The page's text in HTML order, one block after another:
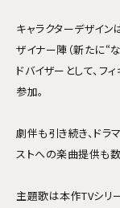
キャラクターデザイ
ザイナー陣（新たに“
ドバイザーとして、フ
参加。
劇伴も引き続き、ドラ
ストへの楽曲提供も
主題歌は本作TVシリ